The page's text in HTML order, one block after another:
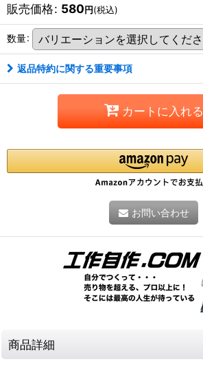
販売価格: 580円(税込)
数量:
返品特約に関する重要事項
カートに入れる
お問い合わせ
商品詳細